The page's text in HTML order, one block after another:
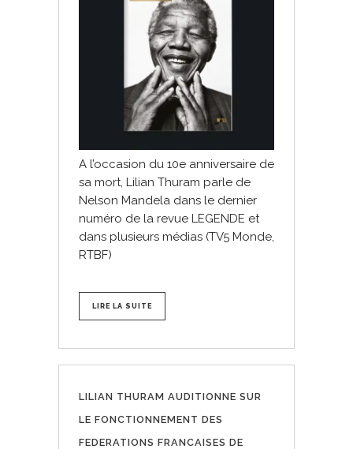
A l’occasion du 10e anniversaire de
sa mort, Lilian Thuram parle de
Nelson Mandela dans le dernier
numéro de la revue LEGENDE et
dans plusieurs médias (TV5 Monde,
RTBF)
LIRE LA SUITE
LILIAN THURAM AUDITIONNE SUR
LE FONCTIONNEMENT DES
FEDERATIONS FRANCAISES DE